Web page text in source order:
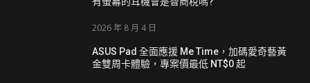
2026 年 8 月 4 日
ASUS Pad 全面應援 Me Time，加碼愛奇藝黃
金雙周卡體驗，專案價最低 NT$0 起